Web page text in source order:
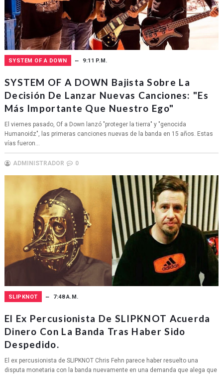
SYSTEM OF A DOWN 9:11 P.M.
SYSTEM OF A DOWN Bajista Sobre La
Decisión De Lanzar Nuevas Canciones: "Es
Más Importante Que Nuestro Ego"
El viernes pasado, Of a Down lanzó "proteger la tierra" y "genocida
Humanoidz", las primeras canciones nuevas de la banda en 15 años. Estas
vías fueron...
ADMINISTRADOR 0
SLIPKNOT 7:48 A.M.
El Ex Percusionista De SLIPKNOT Acuerda
Dinero Con La Banda Tras Haber Sido
Despedido.
El ex percusionista de SLIPKNOT Chris Fehn parece haber resuelto una
disputa monetaria con la banda nuevamente en una demanda que alega que